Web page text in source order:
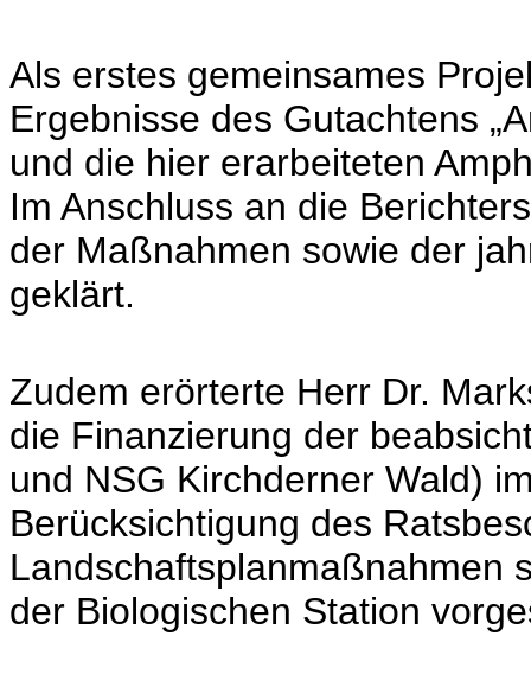
Als erstes gemeinsames
Ergebnisse des Gutachtens
und die hier erarbeiteten
Im Anschluss an die
der Maßnahmen sowie der
geklärt.
Zudem erörterte Herr Dr.
die Finanzierung der
und NSG Kirchderner Wald)
Berücksichtigung des
Landschaftsplanmaßnahmen
der Biologischen Station